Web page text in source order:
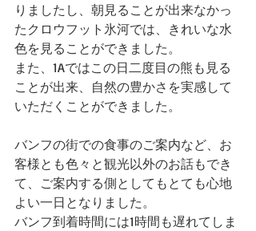
りましたし、朝見ることが出来なかっ
たクロウフット氷河では、きれいな水
色を見ることができました。
また、1Aではこの日二度目の熊も見る
ことが出来、自然の豊かさを実感して
いただくことができました。
バンフの街での食事のご案内など、お
客様とも色々と観光以外のお話もでき
て、ご案内する側としてもとても心地
よい一日となりました。
バンフ到着時間には1時間も遅れてしま